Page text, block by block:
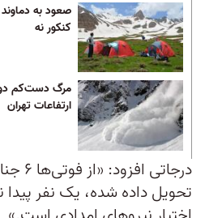
صعود به
کنکور نه
مرگ دست‌کم دو
ارتفاعات تهران
تحویل داده شده، یک نفر